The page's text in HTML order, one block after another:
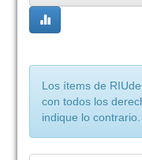
Los ítems de
con todos los
indique lo contrario.